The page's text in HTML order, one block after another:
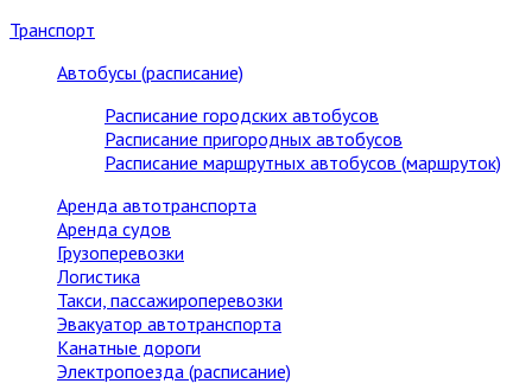
Транспорт
Автобусы (расписание)
Расписание городских автобусов
Расписание пригородных автобусов
Расписание маршрутных автобусов (маршруток)
Аренда автотранспорта
Аренда судов
Грузоперевозки
Логистика
Такси, пассажироперевозки
Эвакуатор автотранспорта
Канатные дороги
Электропоезда (расписание)